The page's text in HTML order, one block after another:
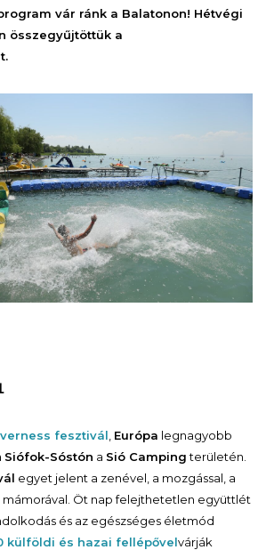
vár ránk a Balatonon! Hétvégi
összegyűjtöttük a
fesztivál Európa legnagyobb
Siófok-Sóstón a Sió Campingterületén.
egyet jelent a zenével, a mozgással, a
mámorával. Öt nap felejthetetlen együttlét
és az egészséges életmód
külföldi és hazai fellépővelvárják